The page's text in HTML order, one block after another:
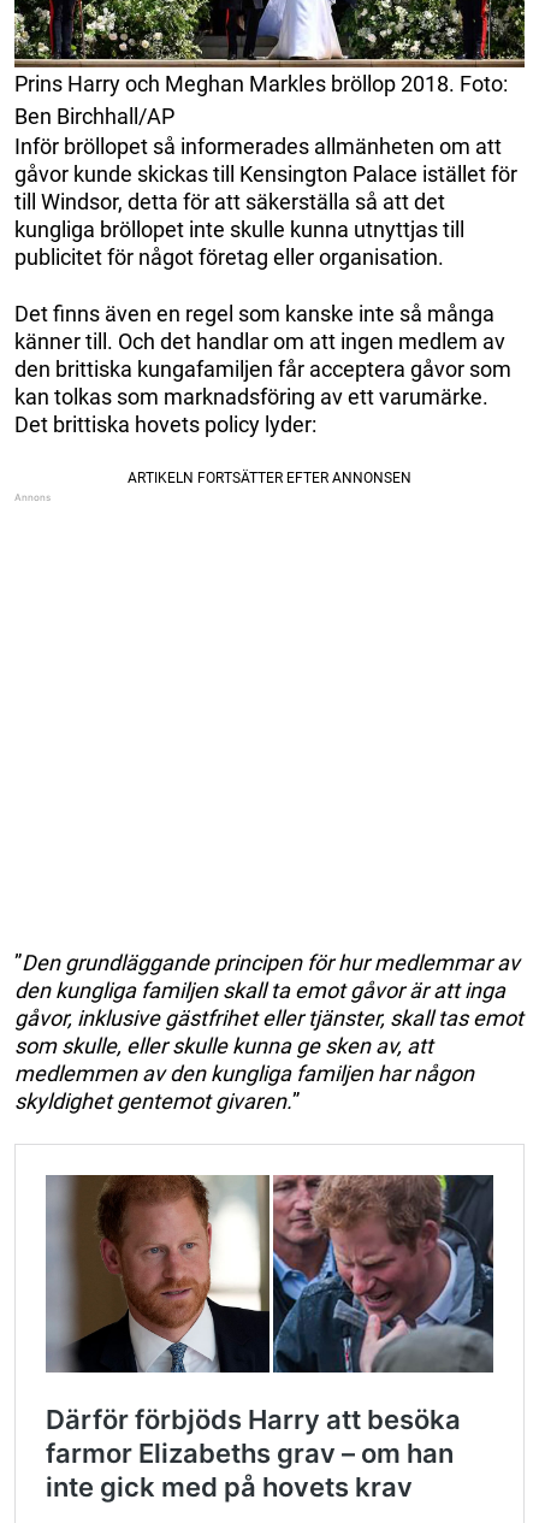
Prins Harry och Meghan Markles bröllop 2018. Foto:
Ben Birchhall/AP
Inför bröllopet så informerades allmänheten om att
gåvor kunde skickas till Kensington Palace istället för
till Windsor, detta för att säkerställa så att det
kungliga bröllopet inte skulle kunna utnyttjas till
publicitet för något företag eller organisation.
Det finns även en regel som kanske inte så många
känner till. Och det handlar om att ingen medlem av
den brittiska kungafamiljen får acceptera gåvor som
kan tolkas som marknadsföring av ett varumärke.
Det brittiska hovets policy lyder:
”Den grundläggande principen för hur medlemmar av
den kungliga familjen skall ta emot gåvor är att inga
gåvor, inklusive gästfrihet eller tjänster, skall tas emot
som skulle, eller skulle kunna ge sken av, att
medlemmen av den kungliga familjen har någon
skyldighet gentemot givaren.”